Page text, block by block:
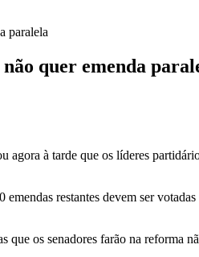
paralela
quer emenda
à tarde que os líderes
restantes devem ser
os senadores farão na reforma